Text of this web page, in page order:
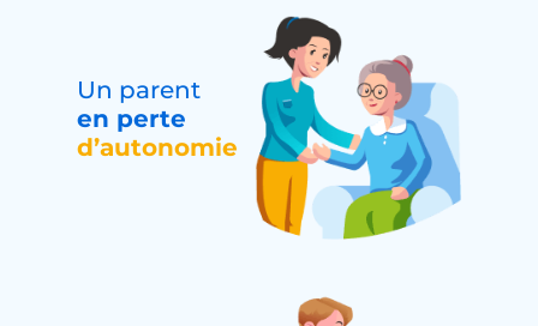
Un parent
en perte
d’autonomie